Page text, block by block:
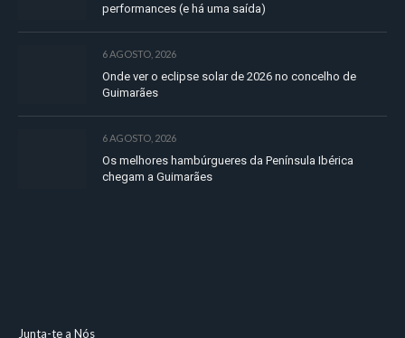
performances (e há uma saída)
6 AGOSTO, 2026
Onde ver o eclipse solar de 2026 no concelho de
Guimarães
6 AGOSTO, 2026
Os melhores hambúrgueres da Península Ibérica
chegam a Guimarães
Junta-te a Nós